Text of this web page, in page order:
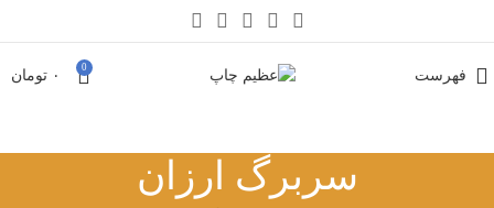
فهرست 0 ۰ تومان
سربرگ ارزان